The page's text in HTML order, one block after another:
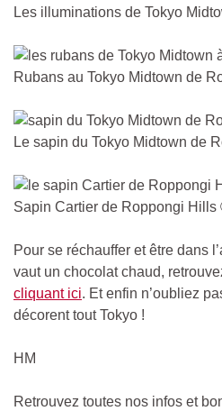
Les illuminations de Tokyo
Rubans au Tokyo Midtown de
Le sapin du Tokyo Midtown de
Sapin Cartier de Roppongi Hills
Pour se réchauffer et être dans
vaut un chocolat chaud,
cliquant ici. Et enfin n’oubliez
décorent tout Tokyo !
HM
Retrouvez toutes nos infos et